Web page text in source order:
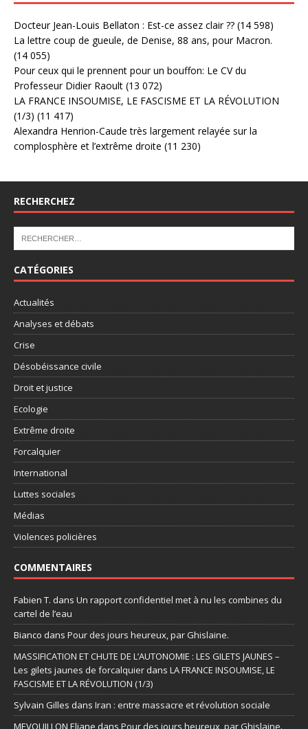
Docteur Jean-Louis Bellaton : Est-ce assez clair ?? (14 598)
La lettre coup de gueule, de Denise, 88 ans, pour Macron.
(14 055)
Pour ceux qui le prennent pour un bouffon: Le CV du
Professeur Didier Raoult (13 072)
LA FRANCE INSOUMISE, LE FASCISME ET LA RÉVOLUTION
(1/3) (11 417)
Alexandra Henrion-Caude très largement relayée sur la
complosphère et l’extrême droite (11 230)
RECHERCHEZ
CATÉGORIES
Actualités
Analyses et débats
Crise
Désobéissance civile
Droit et justice
Ecologie
Extrême droite
Forcalquier
International
Luttes sociales
Médias
Violences policières
COMMENTAIRES
Fabien T. dans Un rapport confidentiel met à nu les combines du
cartel de l’eau
Bianco dans Pour des jours heureux, par Ghislaine.
MASSIFICATION ET CHUTE DE L’AUTONOMIE : LES GILETS JAUNES –
Les gilets jaunes de forcalquier dans LA FRANCE INSOUMISE, LE
FASCISME ET LA RÉVOLUTION (1/3)
Sylvain Gilles dans Iran : entre massacre et révolution sociale
MEVOUILLON Eliane dans Pour des jours heureux, par Ghislaine.